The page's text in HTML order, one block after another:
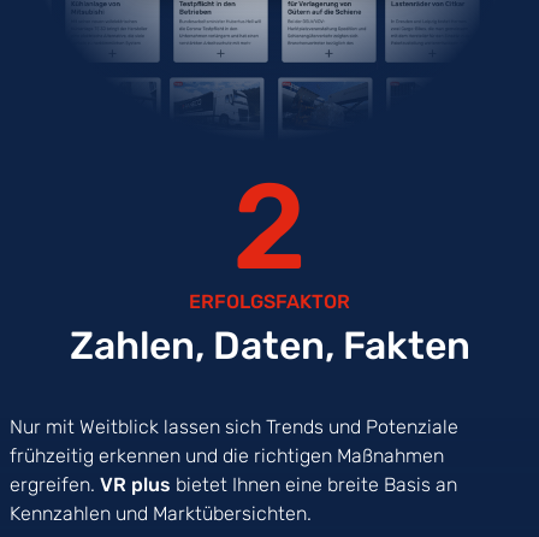
2
ERFOLGSFAKTOR
Zahlen, Daten, Fakten
Nur mit Weitblick lassen sich Trends und Potenziale
frühzeitig erkennen und die richtigen Maßnahmen
ergreifen. VR plus bietet Ihnen eine breite Basis an
Kennzahlen und Marktübersichten.